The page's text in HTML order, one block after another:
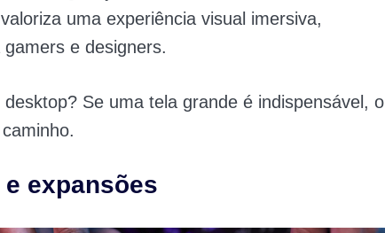
uma experiência visual imersiva,
e designers.
Se uma tela grande é indispensável, o
expansões